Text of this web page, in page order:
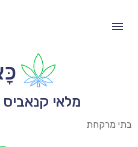
מלאי קנאביס
בתי מרקחת